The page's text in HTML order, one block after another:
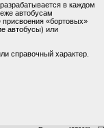
в каждом
автобусам
присвоения «бортовых»
автобусы) или
справочный характер.